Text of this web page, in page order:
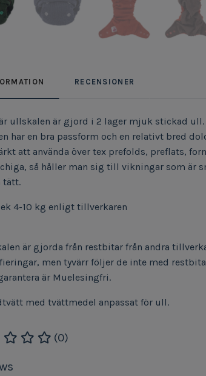
RECENSIONER
ullskalen är gjord i 2 lager mjuk stickad
har en bra passform och en relativt bred
att använda över tex prefolds, preflats,
så håller man sig till vikningar som är
tätt.
4-10 kg enligt tillverkaren
är gjorda från restbitar från andra
men tyvärr följer de inte med
är Muelesingfri.
med tvättmedel anpassat för ull.
(0)